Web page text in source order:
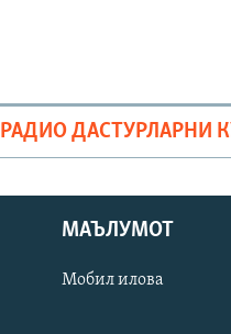
РАДИО ДАСТУРЛАРНИ
МАЪЛУМОТ
Мобил илова